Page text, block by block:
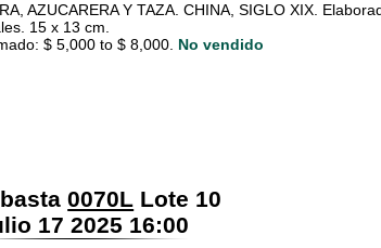
AZUCARERA Y TAZA. CHINA, SIGLO XIX.
15 x 13 cm.
$ 5,000 to $ 8,000. No vendido
0070L Lote 10
17 2025 16:00